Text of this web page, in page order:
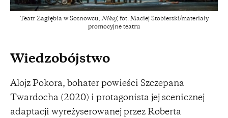
Teatr Zagłębia w Sosnowcu, Nikaj; fot. Maciej Stobierski/materiały
promocyjne teatru
Wiedzobójstwo
Alojz Pokora, bohater powieści Szczepana
Twardocha (2020) i protagonista jej scenicznej
adaptacji wyreżyserowanej przez Roberta